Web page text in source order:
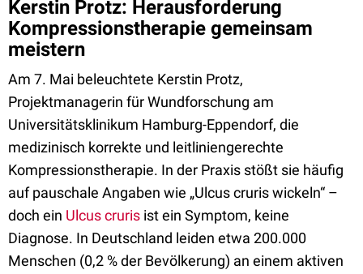
Kerstin Protz: Herausforderung
Kompressionstherapie gemeinsam
meistern
Am 7. Mai beleuchtete Kerstin Protz,
Projektmanagerin für Wundforschung am
Universitätsklinikum Hamburg-Eppendorf, die
medizinisch korrekte und leitliniengerechte
Kompressionstherapie. In der Praxis stößt sie häufig
auf pauschale Angaben wie „Ulcus cruris wickeln“ –
doch ein Ulcus cruris ist ein Symptom, keine
Diagnose. In Deutschland leiden etwa 200.000
Menschen (0,2 % der Bevölkerung) an einem aktiven